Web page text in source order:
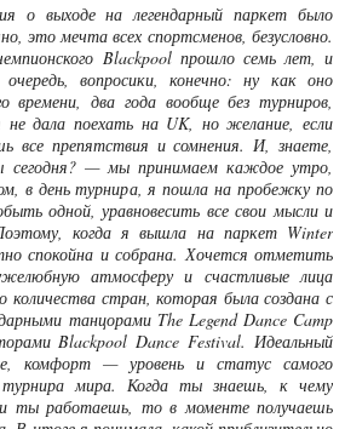
о выходе на легендарный паркет было
это мечта всех спортсменов, безусловно.
Blackpoolпрошло семь лет, и
вопросики, конечно: ну как оно
времени, два года вообще без турниров,
не дала поехать на UK, но желание, если
все препятствия и сомнения. И, знаете,
— мы принимаем каждое утро,
в день турнира, я пошла на пробежку по
одной, уравновесить все свои мысли и
когда я вышла на паркет Winter
спокойна и собрана. Хочется отметить
атмосферу и счастливые лица
количества стран, которая была создана с
танцорами The Legend Dance Camp
Blackpool Dance Festival. Идеальный
комфорт — уровень и статус самого
турнира мира. Когда ты знаешь, к чему
ты работаешь, то в моменте получаешь